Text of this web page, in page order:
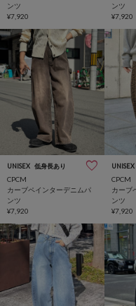
ンツ
¥7,920
ンツ
¥7,920
UNISEX 低身長あり
CPCM
カーブペインターデニムパ
ンツ
¥7,920
UNISEX
CPCM
カーブ
ンツ
¥7,920